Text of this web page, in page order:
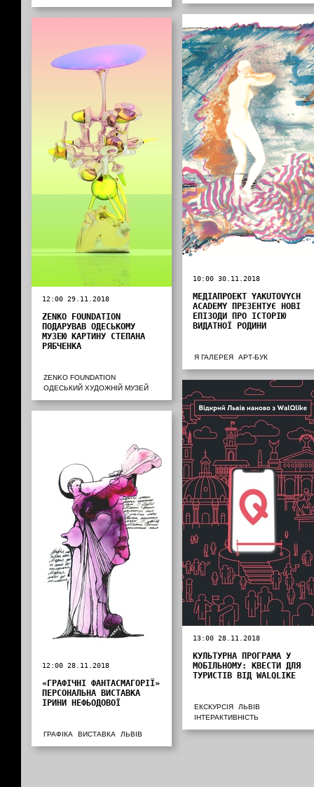
10:00 30.11.2018
МЕДІАПРОЕКТ YAKUTOVYCH
ACADEMY ПРЕЗЕНТУЄ НОВІ
ЕПІЗОДИ ПРО ІСТОРІЮ
ВИДАТНОЇ РОДИНИ
Я ГАЛЕРЕЯ АРТ-БУК
12:00 29.11.2018
ZENKO FOUNDATION
ПОДАРУВАВ ОДЕСЬКОМУ
МУЗЕЮ КАРТИНУ СТЕПАНА
РЯБЧЕНКА
ZENKO FOUNDATION
ОДЕСЬКИЙ ХУДОЖНІЙ МУЗЕЙ
13:00 28.11.2018
КУЛЬТУРНА ПРОГРАМА У
МОБІЛЬНОМУ: КВЕСТИ ДЛЯ
ТУРИСТІВ ВІД WALQLIKE
ЕКСКУРСІЯ
ЛЬВІВ
ІНТЕРАКТИВНІСТЬ
12:00 28.11.2018
«ГРАФІЧНІ ФАНТАСМАГОРІЇ»
ПЕРСОНАЛЬНА ВИСТАВКА
ІРИНИ НЕФЬОДОВОЇ
ГРАФІКА ВИСТАВКА ЛЬВІВ